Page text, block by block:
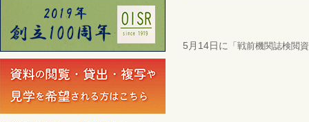
5月14日に 「戦前機関誌検閲